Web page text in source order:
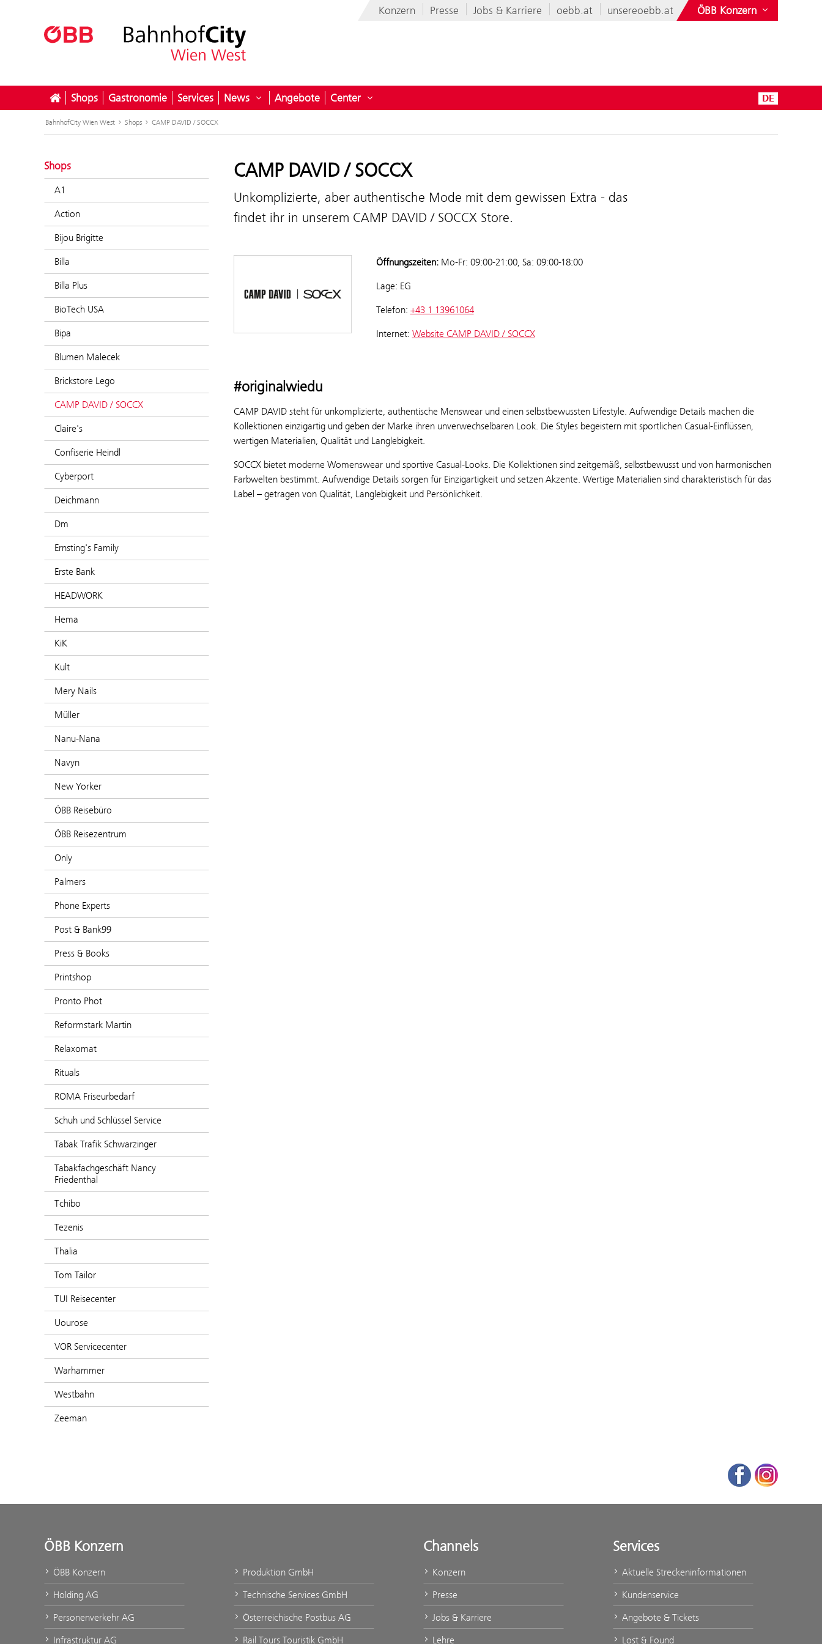
Konzern Presse Jobs & Karriere oebb.at unsereoebb.at ÖBB Konzern
Shops Gastronomie Services News Untermenü öffnen für News
Angebote Center Untermenü öffnen für Center DE
BahnhofCity Wien West Shops CAMP DAVID / SOCCX
Shops
A1
Action
Bijou Brigitte
Billa
Billa Plus
BioTech USA
Bipa
Blumen Malecek
Brickstore Lego
CAMP DAVID / SOCCX
Claire's
Confiserie Heindl
Cyberport
Deichmann
Dm
Ernsting's Family
Erste Bank
HEADWORK
Hema
KiK
Kult
Mery Nails
Müller
Nanu-Nana
Navyn
New Yorker
ÖBB Reisebüro
ÖBB Reisezentrum
Only
Palmers
Phone Experts
Post & Bank99
Press & Books
Printshop
Pronto Phot
Reformstark Martin
Relaxomat
Rituals
ROMA Friseurbedarf
Schuh und Schlüssel Service
Tabak Trafik Schwarzinger
Tabakfachgeschäft Nancy
Friedenthal
Tchibo
Tezenis
Thalia
Tom Tailor
TUI Reisecenter
Uourose
VOR Servicecenter
Warhammer
Westbahn
Zeeman
CAMP DAVID / SOCCX
Unkomplizierte, aber authentische Mode mit dem gewissen Extra - das
findet ihr in unserem CAMP DAVID / SOCCX Store.
Öffnungszeiten: Mo-Fr: 09:00-21:00, Sa: 09:00-18:00
Lage: EG
Telefon: +43 1 13961064
Internet: Website CAMP DAVID / SOCCX
#originalwiedu
CAMP DAVID steht für unkomplizierte, authentische Menswear und einen selbstbewussten Lifestyle. Aufwendige Details machen die
Kollektionen einzigartig und geben der Marke ihren unverwechselbaren Look. Die Styles begeistern mit sportlichen Casual-Einflüssen,
wertigen Materialien, Qualität und Langlebigkeit.
SOCCX bietet moderne Womenswear und sportive Casual-Looks. Die Kollektionen sind zeitgemäß, selbstbewusst und von harmonischen
Farbwelten bestimmt. Aufwendige Details sorgen für Einzigartigkeit und setzen Akzente. Wertige Materialien sind charakteristisch für das
Label – getragen von Qualität, Langlebigkeit und Persönlichkeit.
FacebookInstagram
ÖBB Konzern
ÖBB Konzern
Holding AG
Personenverkehr AG
Infrastruktur AG
Produktion GmbH
Technische Services GmbH
Österreichische Postbus AG
Rail Tours Touristik GmbH
Channels
Konzern
Presse
Jobs & Karriere
Lehre
Services
Aktuelle Streckeninformationen
Kundenservice
Angebote & Tickets
Lost & Found